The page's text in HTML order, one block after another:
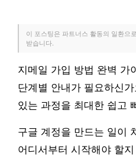
이 포스팅은 파트너스 활동의 일환으
받습니다.
지메일 가입 방법 완벽 가
단계별 안내가 필요하신
있는 과정을 최대한 쉽고
구글 계정을 만드는 일이
어디서부터 시작해야 할